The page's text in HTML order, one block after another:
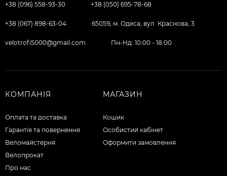
+38 (096) 558-93-30 +38 (050) 695-78-68
+38 (067) 898-63-04 65059, м. Одеса, вул. Краснова, 3
velotrofi5000@gmail.com Пн-Нд: 10:00 - 18:00
КОМПАНІЯ
Оплата та доставка
Гарантія та повернення
Веломайстерня
Велопрокат
Про нас
МАГАЗИН
Кошик
Особистий кабінет
Оформити замовлення